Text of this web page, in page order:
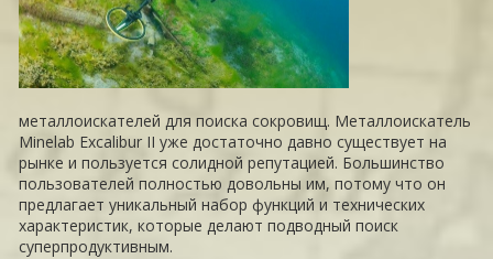
металлоискателей для поиска сокровищ. Металлоискатель
Minelab Excalibur II уже достаточно давно существует на
рынке и пользуется солидной репутацией. Большинство
пользователей полностью довольны им, потому что он
предлагает уникальный набор функций и технических
характеристик, которые делают подводный поиск
суперпродуктивным.